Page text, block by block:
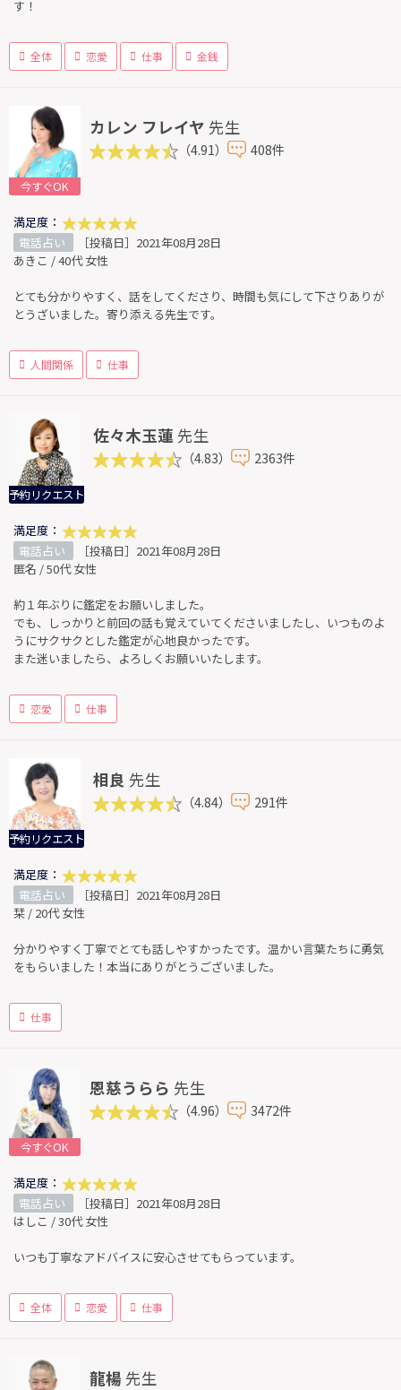
す！
全体 恋愛 仕事 金銭
今すぐOK
カレン フレイヤ 先生
（4.91） 408件
満足度：
電話占い
［投稿日］2021年08月28日
あきこ / 40代 女性
とても分かりやすく、話をしてくださり、時間も気にして下さりありが
とうざいました。寄り添える先生です。
人間関係 仕事
予約リクエスト
佐々木玉蓮 先生
（4.83） 2363件
満足度：
電話占い
［投稿日］2021年08月28日
匿名 / 50代 女性
約１年ぶりに鑑定をお願いしました。
でも、しっかりと前回の話も覚えていてくださいましたし、いつものよ
うにサクサクとした鑑定が心地良かったです。
また迷いましたら、よろしくお願いいたします。
恋愛 仕事
予約リクエスト
相良 先生
（4.84） 291件
満足度：
電話占い
［投稿日］2021年08月28日
栞 / 20代 女性
分かりやすく丁寧でとても話しやすかったです。温かい言葉たちに勇気
をもらいました！本当にありがとうございました。
仕事
今すぐOK
恩慈うらら 先生
（4.96） 3472件
満足度：
電話占い
［投稿日］2021年08月28日
はしこ / 30代 女性
いつも丁寧なアドバイスに安心させてもらっています。
全体 恋愛 仕事
龍楊 先生